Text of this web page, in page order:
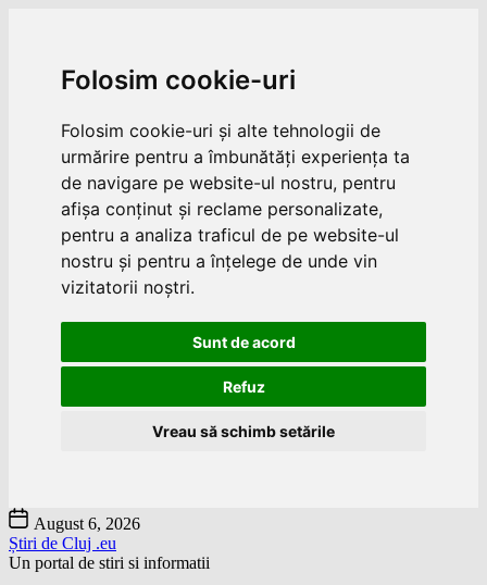
Folosim cookie-uri
Folosim cookie-uri și alte tehnologii de
urmărire pentru a îmbunătăți experiența ta
de navigare pe website-ul nostru, pentru
afișa conținut și reclame personalizate,
pentru a analiza traficul de pe website-ul
nostru și pentru a înțelege de unde vin
vizitatorii noștri.
Sunt de acord
Refuz
Vreau să schimb setările
Skip
to
the
content
August 6, 2026
Știri de Cluj .eu
Un portal de stiri si informatii